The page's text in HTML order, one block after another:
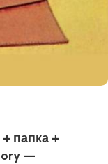
папка +
—